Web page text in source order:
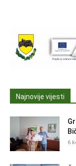
Najnovije vijesti
6